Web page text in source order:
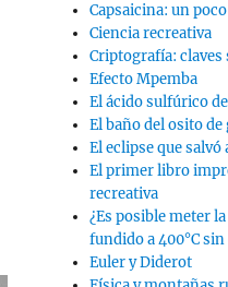
Capsaicina: un
Ciencia recreativa
Criptografía: claves
Efecto Mpemba
El ácido sulfúrico
El baño del osito
El eclipse que salvó
El primer libro
recreativa
¿Es posible meter
fundido a 400°C
Euler y Diderot